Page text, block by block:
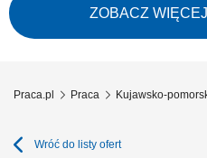
pocztowych, w tym praca fizyczna.
dokumentacji dostaw.
pojazd. Obsługa aplikacji...
ZOBACZ
Praca.pl Praca Kujawsko-
Wróć do listy ofert